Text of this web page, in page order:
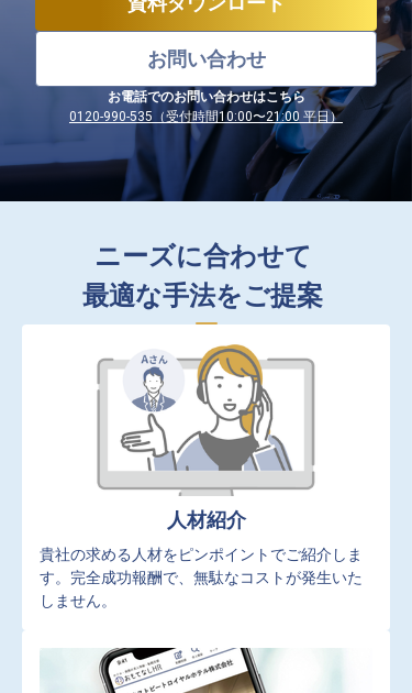
お問い合わせ
お電話でのお問い合わせはこちら
0120-990-535（受付時間10:00〜21:00 平日）
ニーズに合わせて
最適な手法をご提案
人材紹介
貴社の求める人材をピンポイントでご紹介しま
す。完全成功報酬で、無駄なコストが発生いた
しません。